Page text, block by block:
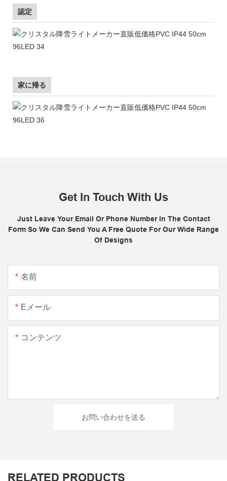
認定
家に帰る
Get In Touch With Us
Just Leave Your Email Or Phone Number In The Contact
Form So We Can Send You A Free Quote For Our Wide Range
Of Designs
名前
Eメール
コンテンツ
お問い合わせを送る
RELATED PRODUCTS